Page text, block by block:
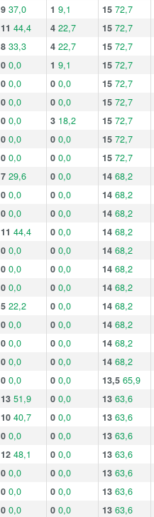
9 37,0 1 9,1 15 72,7
11 44,4 4 22,7 15 72,7
8 33,3 4 22,7 15 72,7
0 0,0 1 9,1 15 72,7
0 0,0 0 0,0 15 72,7
0 0,0 0 0,0 15 72,7
0 0,0 3 18,2 15 72,7
0 0,0 0 0,0 15 72,7
0 0,0 0 0,0 15 72,7
7 29,6 0 0,0 14 68,2
0 0,0 0 0,0 14 68,2
0 0,0 0 0,0 14 68,2
11 44,4 0 0,0 14 68,2
0 0,0 0 0,0 14 68,2
0 0,0 0 0,0 14 68,2
0 0,0 0 0,0 14 68,2
5 22,2 0 0,0 14 68,2
0 0,0 0 0,0 14 68,2
0 0,0 0 0,0 14 68,2
0 0,0 0 0,0 14 68,2
0 0,0 0 0,0 13,5 65,9
13 51,9 0 0,0 13 63,6
10 40,7 0 0,0 13 63,6
0 0,0 0 0,0 13 63,6
12 48,1 0 0,0 13 63,6
0 0,0 0 0,0 13 63,6
0 0,0 0 0,0 13 63,6
0 0,0 0 0,0 13 63,6